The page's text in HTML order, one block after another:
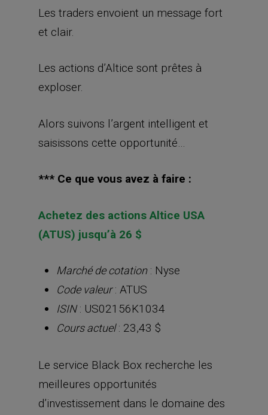
Les traders envoient un message fort
et clair.
Les actions d’Altice sont prêtes à
exploser.
Alors suivons l’argent intelligent et
saisissons cette opportunité…
*** Ce que vous avez à faire :
Achetez des actions Altice USA
(ATUS) jusqu’à 26 $
Marché de cotation: Nyse
Code valeur: ATUS
ISIN: US02156K1034
Cours actuel: 23,43 $
Le service Black Box recherche les
meilleures opportunités
d’investissement dans le domaine des